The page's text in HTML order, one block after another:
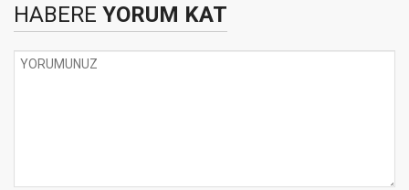
HABERE YORUM KAT